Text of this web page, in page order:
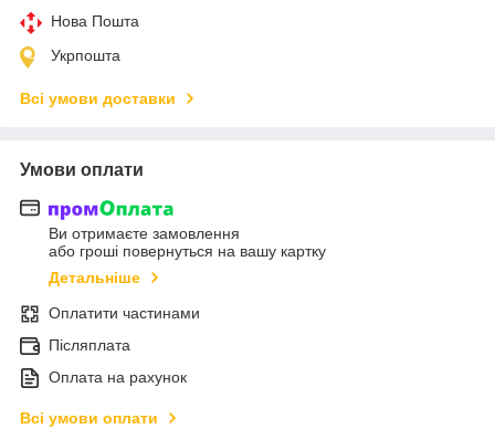
Нова Пошта
Укрпошта
Всі умови доставки
Умови оплати
Ви отримаєте замовлення
або гроші повернуться на вашу картку
Детальніше
Оплатити частинами
Післяплата
Оплата на рахунок
Всі умови оплати